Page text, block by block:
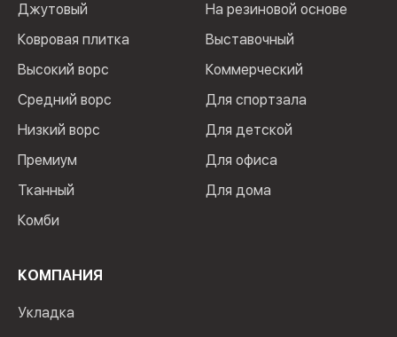
Джутовый
Ковровая плитка
Высокий ворс
Средний ворс
Низкий ворс
Премиум
Тканный
Комби
На резиновой основе
Выставочный
Коммерческий
Для спортзала
Для детской
Для офиса
Для дома
КОМПАНИЯ
Укладка